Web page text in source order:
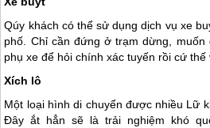
Qúy khách có thể sử dụng dịch vụ xe
phố. Chỉ cần đứng ở trạm dừng, muốn
phụ xe để hỏi chính xác tuyến rồi cứ thế
Xích lô
Một loại hình di chuyển được nhiều Lữ
Đây ắt hẳn sẽ là trải nghiệm khó